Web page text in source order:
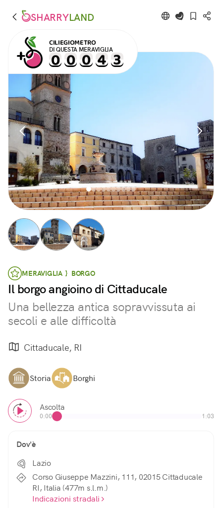
SHARRYLAND
CILIEGIOMETRO
DI QUESTA MERAVIGLIA
MERAVIGLIA } BORGO
Il borgo angioino di Cittaducale
Una bellezza antica sopravvissuta ai
secoli e alle difficoltà
Cittaducale, RI
Storia Borghi
Ascolta
0:00 1:03
Dov'è
Lazio
Corso Giuseppe Mazzini, 111, 02015 Cittaducale
RI, Italia (477m s.l.m.)
Indicazioni stradali